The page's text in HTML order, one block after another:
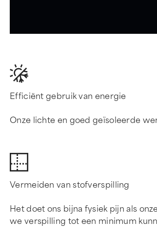
Efficiënt gebruik van energie
Onze lichte en goed geïsoleerde
Vermeiden van stofverspilling
Het doet ons bijna fysiek pijn als
we verspilling tot een minimum